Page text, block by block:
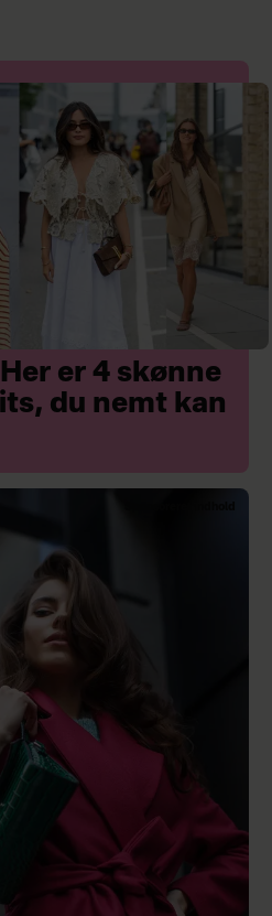
er 4 skønne
du nemt kan